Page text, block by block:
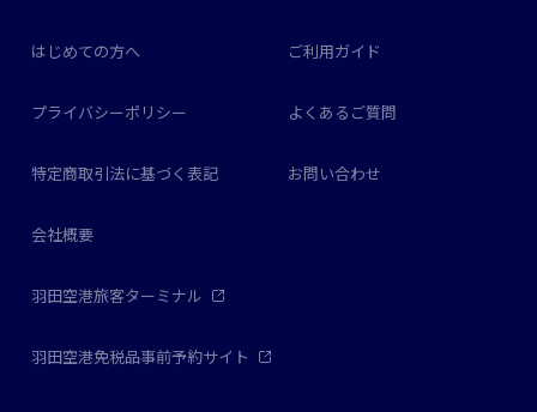
はじめての方へ ご利用ガイド
プライバシーポリシー よくあるご質問
特定商取引法に基づく表記 お問い合わせ
会社概要
羽田空港旅客ターミナル
羽田空港免税品事前予約サイト